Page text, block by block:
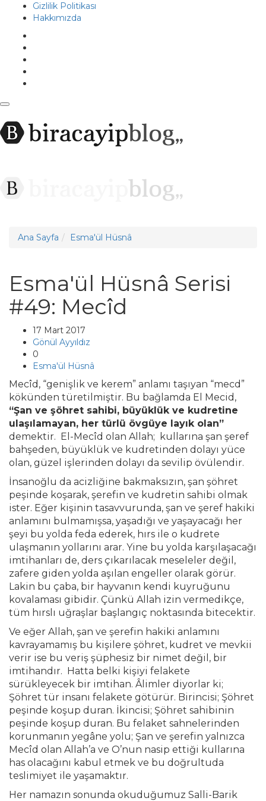
Gizlilik Politikası
Hakkımızda
Ana Sayfa Esma'ül Hüsnâ
Esma'ül Hüsnâ Serisi
#49: Mecîd
17 Mart 2017
Gönül Ayyıldız
0
Esma'ül Hüsnâ
Mecîd, “genişlik ve kerem” anlamı taşıyan “mecd”
kökünden türetilmiştir. Bu bağlamda El Mecid,
“Şan ve şöhret sahibi, büyüklük ve kudretine
ulaşılamayan, her türlü övgüye layık olan”
demektir. El-Mecîd olan Allah; kullarına şan şeref
bahşeden, büyüklük ve kudretinden dolayı yüce
olan, güzel işlerinden dolayı da sevilip övülendir.
İnsanoğlu da acizliğine bakmaksızın, şan şöhret
peşinde koşarak, şerefin ve kudretin sahibi olmak
ister. Eğer kişinin tasavvurunda, şan ve şeref hakiki
anlamını bulmamışsa, yaşadığı ve yaşayacağı her
şeyi bu yolda feda ederek, hırs ile o kudrete
ulaşmanın yollarını arar. Yine bu yolda karşılaşacağı
imtihanları de, ders çıkarılacak meseleler değil,
zafere giden yolda aşılan engeller olarak görür.
Lakin bu çaba, bir hayvanın kendi kuyruğunu
kovalaması gibidir. Çünkü Allah izin vermedikçe,
tüm hırslı uğraşlar başlangıç noktasında bitecektir.
Ve eğer Allah, şan ve şerefin hakiki anlamını
kavrayamamış bu kişilere şöhret, kudret ve mevkii
verir ise bu veriş şüphesiz bir nimet değil, bir
imtihandır. Hatta belki kişiyi felakete
sürükleyecek bir imtihan. Âlimler diyorlar ki;
Şöhret tür insanı felakete götürür. Birincisi; Şöhret
peşinde koşup duran. İkincisi; Şöhret sahibinin
peşinde koşup duran. Bu felaket sahnelerinden
korunmanın yegâne yolu; Şan ve şerefin yalnızca
Mecîd olan Allah’a ve O’nun nasip ettiği kullarına
has olacağını kabul etmek ve bu doğrultuda
teslimiyet ile yaşamaktır.
Her namazın sonunda okuduğumuz Salli-Barik